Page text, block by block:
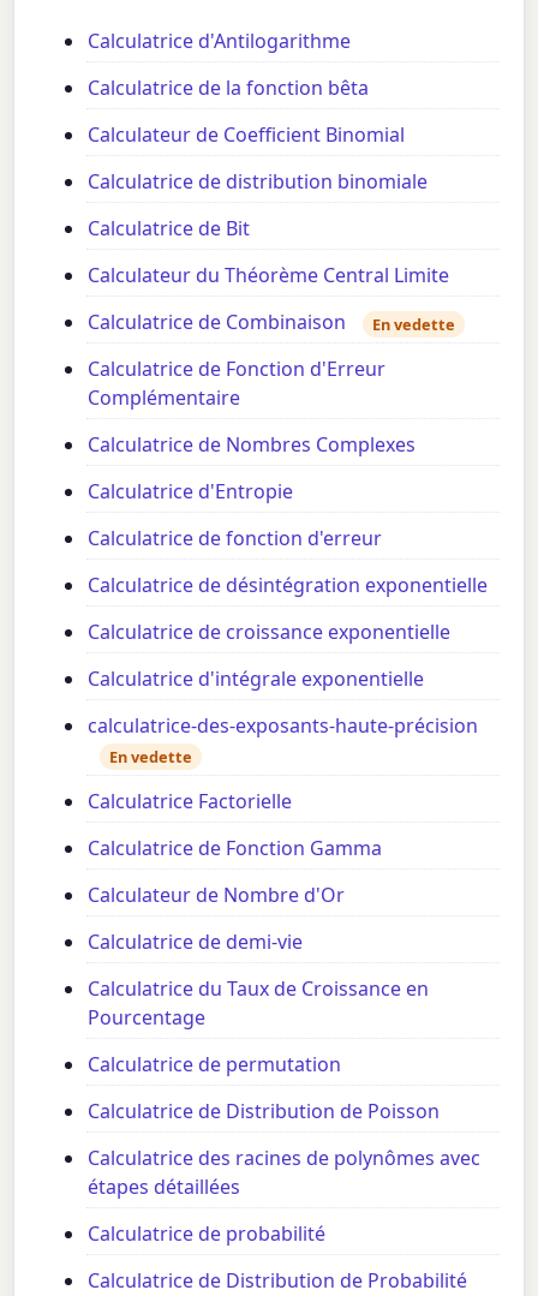
Calculatrice d'Antilogarithme
Calculatrice de la fonction bêta
Calculateur de Coefficient Binomial
Calculatrice de distribution binomiale
Calculatrice de Bit
Calculateur du Théorème Central Limite
Calculatrice de Combinaison
En vedette
Calculatrice de Fonction d'Erreur
Complémentaire
Calculatrice de Nombres Complexes
Calculatrice d'Entropie
Calculatrice de fonction d'erreur
Calculatrice de désintégration exponentielle
Calculatrice de croissance exponentielle
Calculatrice d'intégrale exponentielle
calculatrice-des-exposants-haute-précision
En vedette
Calculatrice Factorielle
Calculatrice de Fonction Gamma
Calculateur de Nombre d'Or
Calculatrice de demi-vie
Calculatrice du Taux de Croissance en
Pourcentage
Calculatrice de permutation
Calculatrice de Distribution de Poisson
Calculatrice des racines de polynômes avec
étapes détaillées
Calculatrice de probabilité
Calculatrice de Distribution de Probabilité